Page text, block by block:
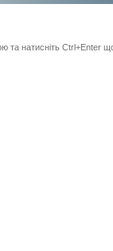
та натисніть Ctrl+Enter